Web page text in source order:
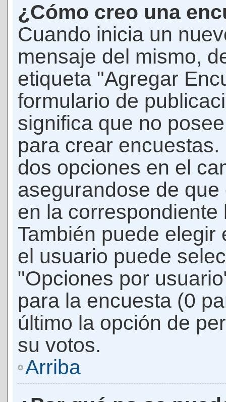
¿Cómo creo una
Cuando inicia un
mensaje del mismo,
etiqueta "Agregar
formulario de
significa que no
para crear
dos opciones en el
asegurandose de
en la
También puede
el usuario puede
"Opciones por
para la encuesta (0
último la opción de
su votos.
Arriba